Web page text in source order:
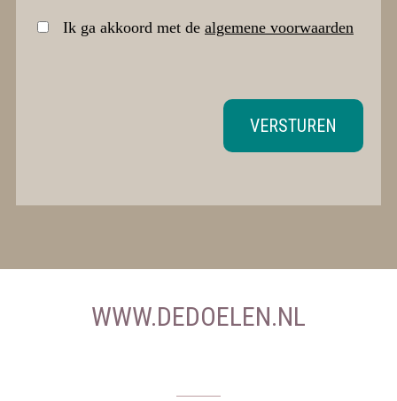
Ik ga akkoord met de algemene voorwaarden
VERSTUREN
WWW.DEDOELEN.NL